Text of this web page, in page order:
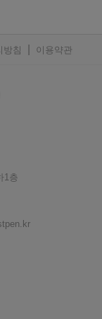
방침 이용약관
1층